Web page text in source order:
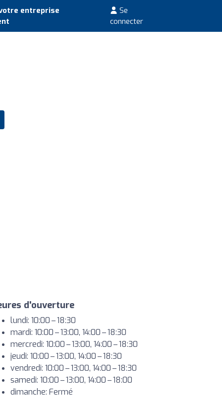
entreprise
Se
connecter
d'ouverture
lundi: 10:00 – 18:30
mardi: 10:00 – 13:00, 14:00 – 18:30
mercredi: 10:00 – 13:00, 14:00 – 18:30
jeudi: 10:00 – 13:00, 14:00 – 18:30
vendredi: 10:00 – 13:00, 14:00 – 18:30
samedi: 10:00 – 13:00, 14:00 – 18:00
dimanche: Fermé